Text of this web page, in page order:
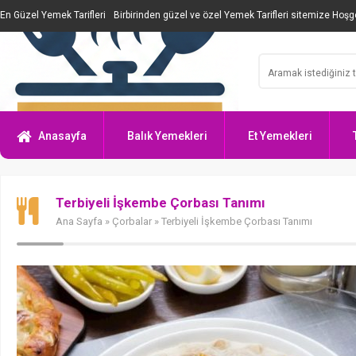
En Güzel Yemek Tarifleri Birbirinden güzel ve özel Yemek Tarifleri sitemize
Anasayfa Balık Yemekleri Et Yemekleri
Terbiyeli İşkembe Çorbası Tanımı
Ana Sayfa » Çorbalar » Terbiyeli İşkembe Çorbası Tanımı